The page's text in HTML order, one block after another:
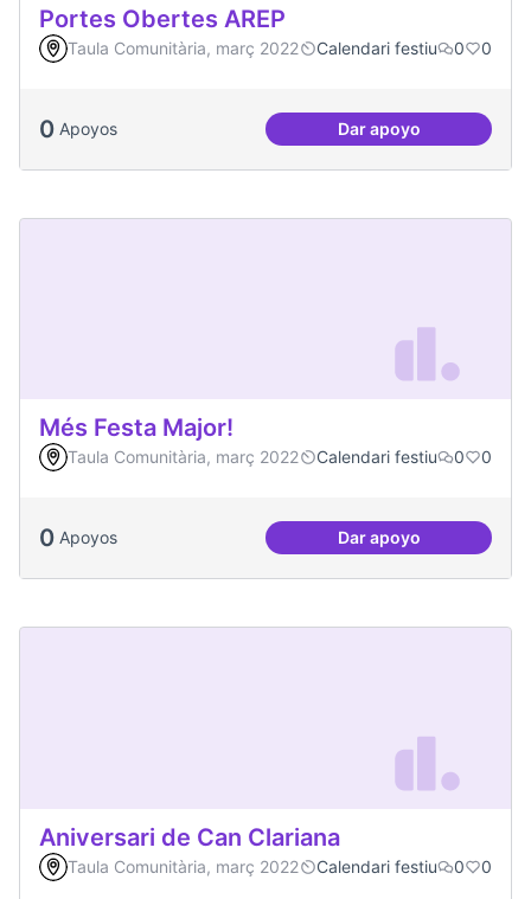
Portes Obertes AREP
Taula Comunitària, març 2022 Calendari festiu 0 0
0 Apoyos Dar apoyoPortes Obertes
Més Festa Major!
Taula Comunitària, març 2022 Calendari festiu 0 0
0 Apoyos Dar apoyoMés Festa Major!
Aniversari de Can Clariana
Taula Comunitària, març 2022 Calendari festiu 0 0